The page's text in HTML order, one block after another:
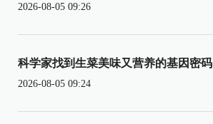
2026-08-05 09:26
科学家找到生菜美味又营养的基因密码
2026-08-05 09:24